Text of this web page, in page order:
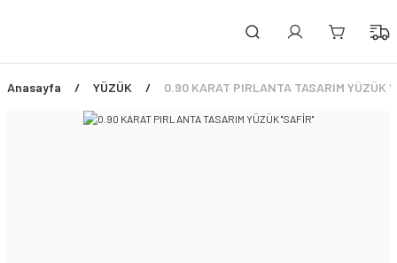
Anasayfa YÜZÜK 0.90 KARAT PIRLANTA TASARIM YÜZÜK